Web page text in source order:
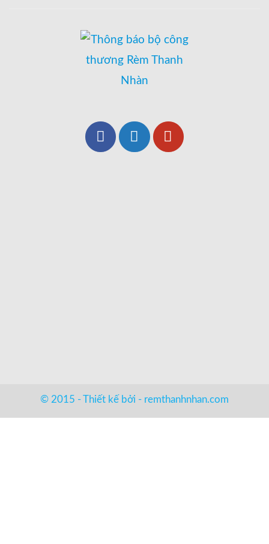
© 2015 - Thiết kế bởi - remthanhnhan.com